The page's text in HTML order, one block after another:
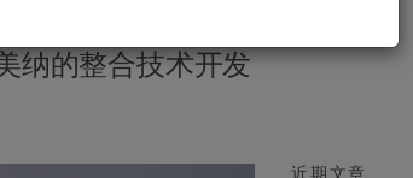
纳的整合技术开发
近期文章